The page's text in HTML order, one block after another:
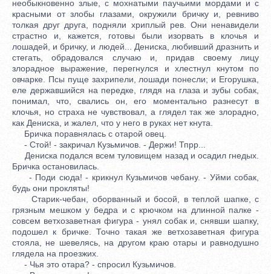
необыкновенно злые, с мохнатыми паучьими мордами и с
красными от злобы глазами, окружили бричку и, ревниво
толкая друг друга, подняли хриплый рев. Они ненавидели
страстно и, кажется, готовы были изорвать в клочья и
лошадей, и бричку, и людей... Дениска, любивший дразнить и
стегать, обрадовался случаю и, придав своему лицу
злорадное выражение, перегнулся и хлестнул кнутом по
овчарке. Псы пуще захрипели, лошади понесли; и Егорушка,
еле державшийся на передке, глядя на глаза и зубы собак,
понимал, что, свались он, его моментально разнесут в
клочья, но страха не чувствовал, а глядел так же злорадно,
как Дениска, и жалел, что у него в руках нет кнута.
Бричка поравнялась с отарой овец.
- Стой! - закричал Кузьмичов. - Держи! Тпрр...
Дениска подался всем туловищем назад и осадил гнедых.
Бричка остановилась.
- Поди сюда! - крикнул Кузьмичов чебану. - Уйми собак,
будь они прокляты!
Старик-чебан, оборванный и босой, в теплой шапке, с
грязным мешком у бедра и с крючком на длинной палке -
совсем ветхозаветная фигура - унял собак и, снявши шапку,
подошел к бричке. Точно такая же ветхозаветная фигура
стояла, не шевелясь, на другом краю отары и равнодушно
глядела на проезжих.
- Чья это отара? - спросил Кузьмичов.